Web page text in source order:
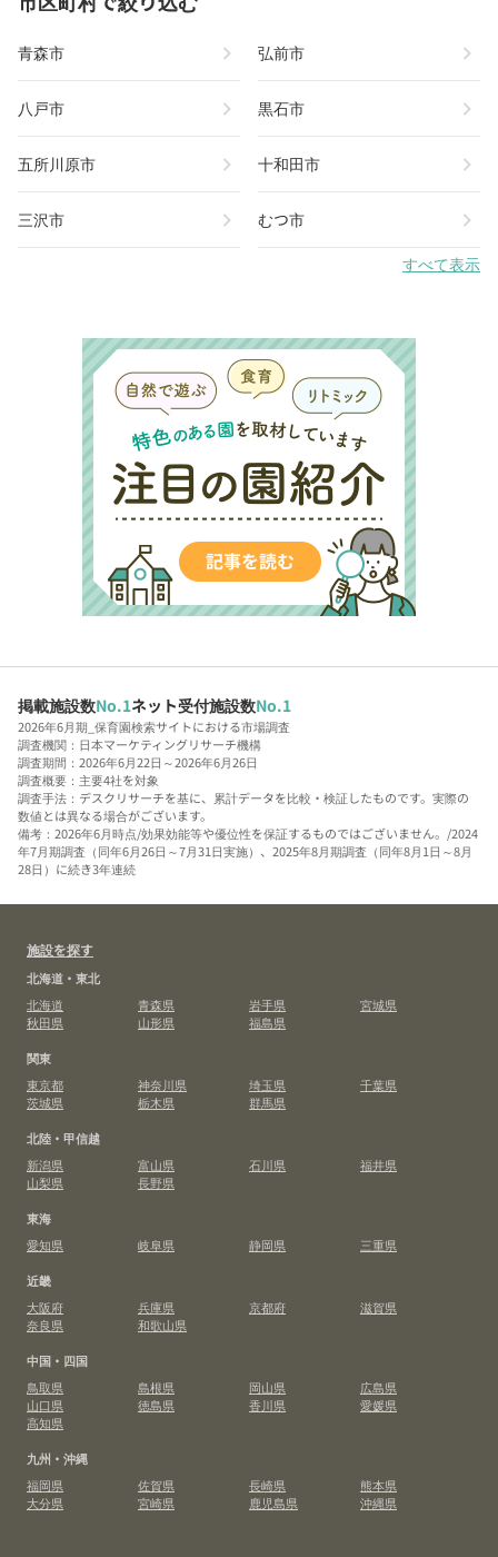
青森市 chevron_right 弘前市 chevron_right
八戸市 chevron_right 黒石市 chevron_right
五所川原市 chevron_right 十和田市 chevron_right
三沢市 chevron_right むつ市 chevron_right
すべて表示
掲載施設数No.1ネット受付施設数No.1
2026年6月期_保育園検索サイトにおける市場調査
調査機関：日本マーケティングリサーチ機構
調査期間：2026年6月22日～2026年6月26日
調査概要：主要4社を対象
調査手法：デスクリサーチを基に、累計データを比較・検証したものです。実際の
数値とは異なる場合がございます。
備考：2026年6月時点/効果効能等や優位性を保証するものではございません。/2024
年7月期調査（同年6月26日～7月31日実施）、2025年8月期調査（同年8月1日～8月
28日）に続き3年連続
施設を探す
北海道・東北
北海道
青森県 岩手県
宮城県
秋田県
山形県
福島県
関東
東京都
神奈川県 埼玉県
千葉県
茨城県
栃木県
群馬県
北陸・甲信越
新潟県
富山県 石川県
福井県
山梨県
長野県
東海
愛知県
岐阜県 静岡県
三重県
近畿
大阪府
兵庫県 京都府
滋賀県
奈良県
和歌山県
中国・四国
鳥取県
島根県 岡山県
広島県
山口県
徳島県 香川県
愛媛県
高知県
九州・沖縄
福岡県
佐賀県 長崎県
熊本県
大分県
宮崎県 鹿児島県 沖縄県